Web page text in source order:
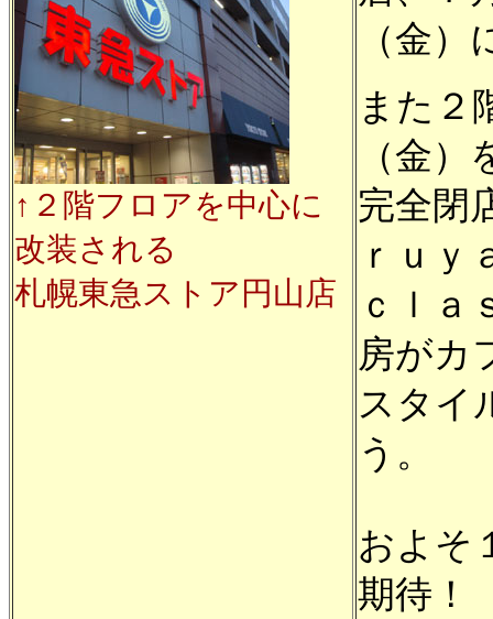
↑２階フロアを中心に
改装される
札幌東急ストア円山店
（金
また２
（金
完全閉
ｒｕｙ
ｃｌａ
房がカ
スタイ
う。
およそ
期待！